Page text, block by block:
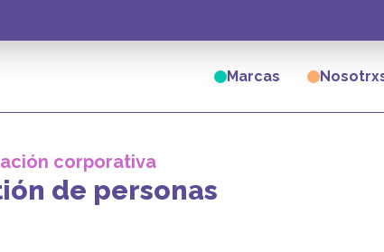
Marcas
corporativa
de personas